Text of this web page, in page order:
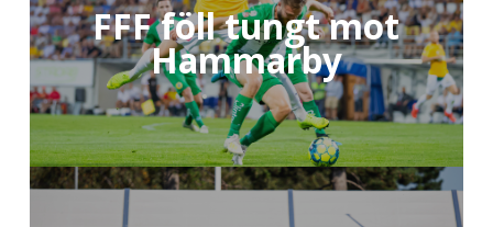
FFF föll tungt mot
Hammarby